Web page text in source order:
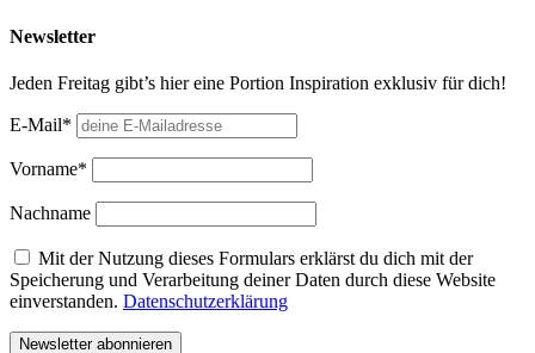
Newsletter
Jeden Freitag gibt’s hier eine Portion Inspiration exklusiv für dich!
E-Mail*
Vorname*
Nachname
Mit der Nutzung dieses Formulars erklärst du dich mit der
Speicherung und Verarbeitung deiner Daten durch diese Website
einverstanden. Datenschutzerklärung